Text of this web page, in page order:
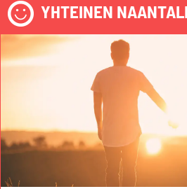
YHTEINEN